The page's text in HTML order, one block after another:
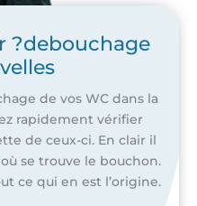
?debouchage
de vos WC dans la
rapidement vérifier
de ceux-ci. En clair il
se trouve le bouchon.
ce qui en est l’origine.